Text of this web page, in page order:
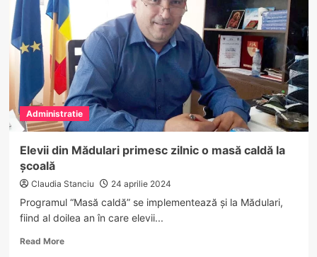
premiat în
cadrul
Galei
CAPITAL
Excelența
în
Management pentru
atragerea
de
investiții
în
Vâlcea
Administratie
Elevii din Mădulari primesc zilnic o masă caldă la
școală
Claudia Stanciu 24 aprilie 2024
Programul “Masă caldă” se implementează și la Mădulari,
fiind al doilea an în care elevii...
Read MoreRead